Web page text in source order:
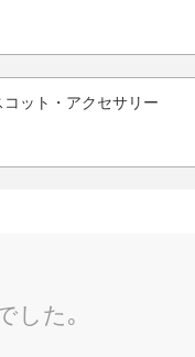
ット・アクセサリー